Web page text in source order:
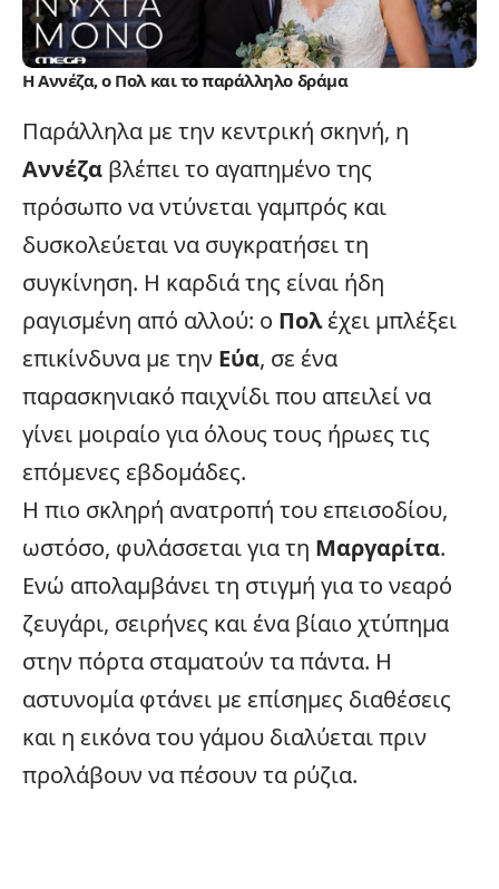
Η Αννέζα, ο Πολ και το παράλληλο δράμα
Παράλληλα με την κεντρική σκηνή, η
Αννέζα βλέπει το αγαπημένο της
πρόσωπο να ντύνεται γαμπρός και
δυσκολεύεται να συγκρατήσει τη
συγκίνηση. Η καρδιά της είναι ήδη
ραγισμένη από αλλού: ο Πολέχει μπλέξει
επικίνδυνα με την Εύα, σε ένα
παρασκηνιακό παιχνίδι που απειλεί να
γίνει μοιραίο για όλους τους ήρωες τις
επόμενες εβδομάδες.
Η πιο σκληρή ανατροπή του επεισοδίου,
ωστόσο, φυλάσσεται για τη Μαργαρίτα.
Ενώ απολαμβάνει τη στιγμή για το νεαρό
ζευγάρι, σειρήνες και ένα βίαιο χτύπημα
στην πόρτα σταματούν τα πάντα. Η
αστυνομία φτάνει με επίσημες διαθέσεις
και η εικόνα του γάμου διαλύεται πριν
προλάβουν να πέσουν τα ρύζια.